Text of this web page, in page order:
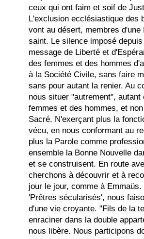
ceux qui ont faim et soif de
L'exclusion ecclésiastique des
vont au désert, membres
saint. Le silence imposé
message de Liberté et
des femmes et des hommes
à la Société Civile, sans faire
sans pour autant la renier. Au
nous situer "autrement",
femmes et des hommes, et
Sacré. N'exerçant plus la
vécu, en nous conformant au
plus la Parole comme
ensemble la Bonne Nouvelle
et se construisent. En route
cherchons à découvrir et à
jour le jour, comme à Emmaüs.
'Prêtres sécularisés', nous
d'une vie croyante. "Fils de la
enraciner dans la double
nous libère. Nous participons